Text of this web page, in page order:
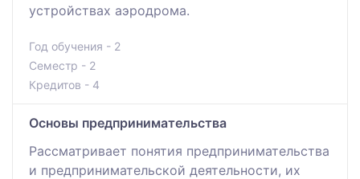
устройствах аэродрома.
Год обучения - 2
Семестр - 2
Кредитов - 4
Основы предпринимательства
Рассматривает понятия предпринимательства
и предпринимательской деятельности, их